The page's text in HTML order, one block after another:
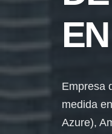
Empresa
medida
Azure),